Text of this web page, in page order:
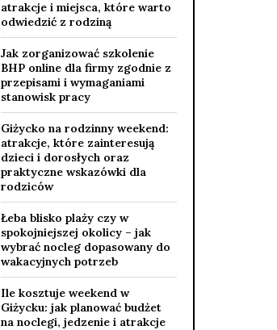
atrakcje i miejsca, które warto
odwiedzić z rodziną
Jak zorganizować szkolenie
BHP online dla firmy zgodnie z
przepisami i wymaganiami
stanowisk pracy
Giżycko na rodzinny weekend:
atrakcje, które zainteresują
dzieci i dorosłych oraz
praktyczne wskazówki dla
rodziców
Łeba blisko plaży czy w
spokojniejszej okolicy – jak
wybrać nocleg dopasowany do
wakacyjnych potrzeb
Ile kosztuje weekend w
Giżycku: jak planować budżet
na noclegi, jedzenie i atrakcje